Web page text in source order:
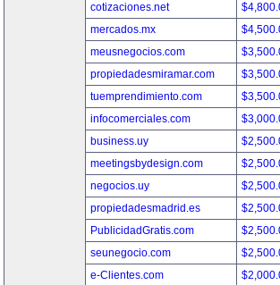
cotizaciones.net
mercados.mx
meusnegocios.com
propiedadesmiramar.com
tuemprendimiento.com
infocomerciales.com
business.uy
meetingsbydesign.com
negocios.uy
propiedadesmadrid.es
PublicidadGratis.com
seunegocio.com
e-Clientes.com